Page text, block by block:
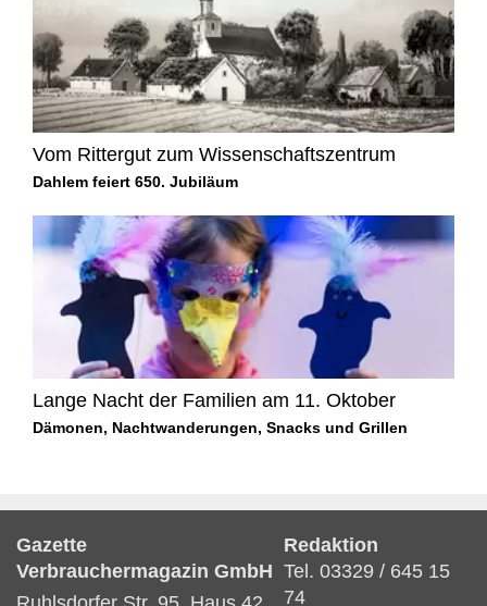
Vom Rittergut zum Wissenschaftszentrum
Dahlem feiert 650. Jubiläum
Lange Nacht der Familien am 11. Oktober
Dämonen, Nachtwanderungen, Snacks und Grillen
Gazette
Verbrauchermagazin GmbH
Redaktion
Tel. 03329 / 645 15
74